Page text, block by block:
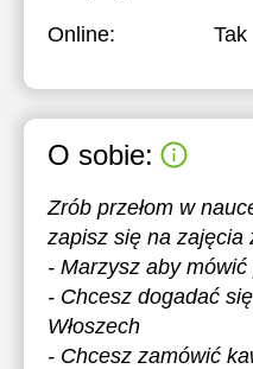
Online: Tak
O sobie:
Zrób przełom w
zapisz się na zajęcia
- Marzysz aby mówić
- Chcesz dogadać
Włoszech
- Chcesz zamówić